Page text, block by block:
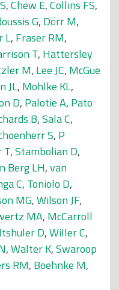
,Chew E,Collins FS,
G, Dörr M,
L, Fraser RM,
T, Hattersley
M, Lee JC, McGue
JL, Mohlke KL,
D, Palotie A, Pato
B,Sala C,
S, P
T,Stambolian D,
Berg LH,van
C, Toniolo D,
MG,Wilson JF,
MA, McCarroll
D,Willer C,
,Walter K,Swaroop
RM, Boehnke M,